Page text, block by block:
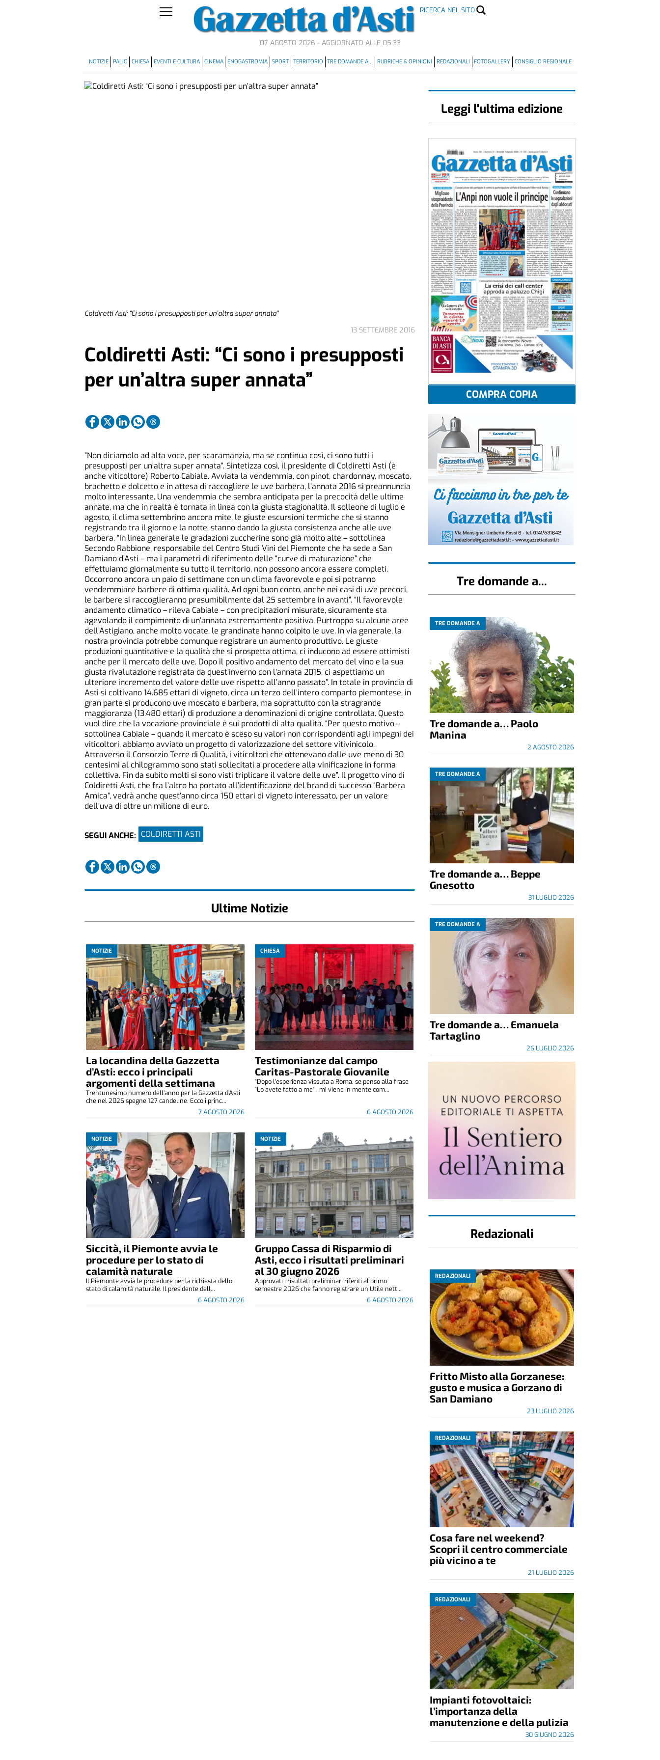
RICERCA NEL SITO
07 AGOSTO 2026 - AGGIORNATO ALLE 05.33
NOTIZIE PALIO CHIESA EVENTI E CULTURA CINEMA ENOGASTROMIA SPORT TERRITORIO TRE DOMANDE A… RUBRICHE & OPINIONI REDAZIONALI FOTOGALLERY CONSIGLIO REGIONALE
Coldiretti Asti: “Ci sono i presupposti per un’altra super annata”
13 SETTEMBRE 2016
Coldiretti Asti: “Ci sono i presupposti
per un’altra super annata”
“Non diciamolo ad alta voce, per scaramanzia, ma se continua così, ci sono tutti i
presupposti per un’altra super annata”. Sintetizza così, il presidente di Coldiretti Asti (è
anche viticoltore) Roberto Cabiale. Avviata la vendemmia, con pinot, chardonnay, moscato,
brachetto e dolcetto e in attesa di raccogliere le uve barbera, l’annata 2016 si preannuncia
molto interessante. Una vendemmia che sembra anticipata per la precocità delle ultime
annate, ma che in realtà è tornata in linea con la giusta stagionalità. Il solleone di luglio e
agosto, il clima settembrino ancora mite, le giuste escursioni termiche che si stanno
registrando tra il giorno e la notte, stanno dando la giusta consistenza anche alle uve
barbera. “In linea generale le gradazioni zuccherine sono già molto alte – sottolinea
Secondo Rabbione, responsabile del Centro Studi Vini del Piemonte che ha sede a San
Damiano d’Asti – ma i parametri di riferimento delle “curve di maturazione” che
effettuiamo giornalmente su tutto il territorio, non possono ancora essere completi.
Occorrono ancora un paio di settimane con un clima favorevole e poi si potranno
vendemmiare barbere di ottima qualità. Ad ogni buon conto, anche nei casi di uve precoci,
le barbere si raccoglieranno presumibilmente dal 25 settembre in avanti”. “Il favorevole
andamento climatico – rileva Cabiale – con precipitazioni misurate, sicuramente sta
agevolando il compimento di un’annata estremamente positiva. Purtroppo su alcune aree
dell’Astigiano, anche molto vocate, le grandinate hanno colpito le uve. In via generale, la
nostra provincia potrebbe comunque registrare un aumento produttivo. Le giuste
produzioni quantitative e la qualità che si prospetta ottima, ci inducono ad essere ottimisti
anche per il mercato delle uve. Dopo il positivo andamento del mercato del vino e la sua
giusta rivalutazione registrata da quest’inverno con l’annata 2015, ci aspettiamo un
ulteriore incremento del valore delle uve rispetto all’anno passato”. In totale in provincia di
Asti si coltivano 14.685 ettari di vigneto, circa un terzo dell’intero comparto piemontese, in
gran parte si producono uve moscato e barbera, ma soprattutto con la stragrande
maggioranza (13.480 ettari) di produzione a denominazioni di origine controllata. Questo
vuol dire che la vocazione provinciale è sui prodotti di alta qualità. “Per questo motivo –
sottolinea Cabiale – quando il mercato è sceso su valori non corrispondenti agli impegni dei
viticoltori, abbiamo avviato un progetto di valorizzazione del settore vitivinicolo.
Attraverso il Consorzio Terre di Qualità, i viticoltori che ottenevano dalle uve meno di 30
centesimi al chilogrammo sono stati sollecitati a procedere alla vinificazione in forma
collettiva. Fin da subito molti si sono visti triplicare il valore delle uve”. Il progetto vino di
Coldiretti Asti, che fra l’altro ha portato all’identificazione del brand di successo “Barbera
Amica”, vedrà anche quest’anno circa 150 ettari di vigneto interessato, per un valore
dell’uva di oltre un milione di euro.
SEGUI ANCHE: COLDIRETTI ASTI
Ultime Notizie
NOTIZIE
La locandina della Gazzetta
d’Asti: ecco i principali
argomenti della settimana
7 AGOSTO 2026
Trentunesimo numero dell’anno per la Gazzetta d’Asti
che nel 2026 spegne 127 candeline. Ecco i princ...
CHIESA
Testimonianze dal campo
Caritas-Pastorale Giovanile
6 AGOSTO 2026
“Dopo l'esperienza vissuta a Roma, se penso alla frase
“Lo avete fatto a me" , mi viene in mente com...
NOTIZIE
Siccità, il Piemonte avvia le
procedure per lo stato di
calamità naturale
6 AGOSTO 2026
Il Piemonte avvia le procedure per la richiesta dello
stato di calamità naturale. Il presidente dell...
NOTIZIE
Gruppo Cassa di Risparmio di
Asti, ecco i risultati preliminari
al 30 giugno 2026
6 AGOSTO 2026
Approvati i risultati preliminari riferiti al primo
semestre 2026 che fanno registrare un Utile nett...
Leggi l'ultima edizione
COMPRA COPIA
Tre domande a...
TRE DOMANDE A
Tre domande a… Paolo
Manina
2 AGOSTO 2026
TRE DOMANDE A
Tre domande a… Beppe
Gnesotto
31 LUGLIO 2026
TRE DOMANDE A
Tre domande a… Emanuela
Tartaglino
26 LUGLIO 2026
Redazionali
REDAZIONALI
Fritto Misto alla Gorzanese:
gusto e musica a Gorzano di
San Damiano
23 LUGLIO 2026
REDAZIONALI
Cosa fare nel weekend?
Scopri il centro commerciale
più vicino a te
21 LUGLIO 2026
REDAZIONALI
Impianti fotovoltaici:
l’importanza della
manutenzione e della pulizia
30 GIUGNO 2026